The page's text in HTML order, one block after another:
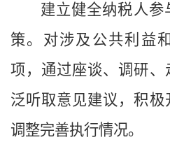
建立健全纳税人
策。对涉及公共利益
项，通过座谈、调研
泛听取意见建议，积
调整完善执行情况。